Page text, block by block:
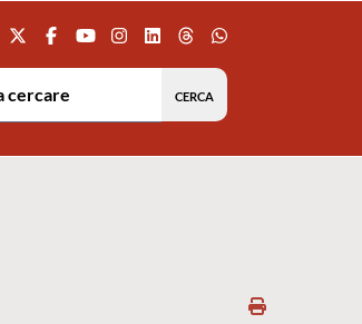
Testo da cercare: